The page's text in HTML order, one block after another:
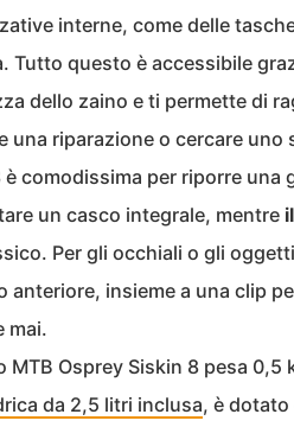
interne, come delle
Tutto questo è accessibile
dello zaino e ti permette di
una riparazione o cercare
è comodissima per riporre una
un casco integrale, mentre
Per gli occhiali o gli
anteriore, insieme a una clip
mai.
MTB Osprey Siskin 8 pesa 0,5
da 2,5 litri inclusa, è